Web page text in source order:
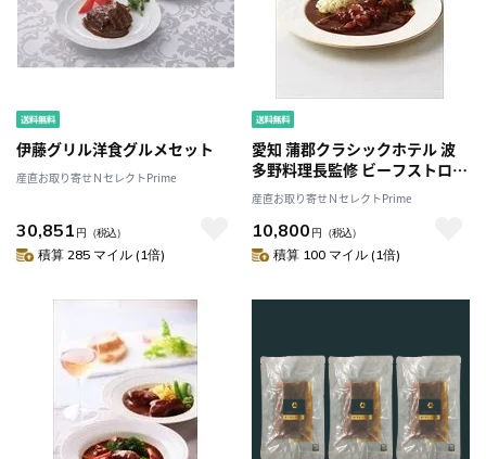
伊藤グリル洋食グルメセット
産直お取り寄せＮセレクトPrime
30,851 円 （税込）
積算 285 マイル (1倍)
愛知 蒲郡クラシックホテル 波
多野料理長監修 ビーフストロガ
ノフ 4袋〔180g×4 〕
産直お取り寄せＮセレクトPrime
10,800 円 （税込）
積算 100 マイル (1倍)